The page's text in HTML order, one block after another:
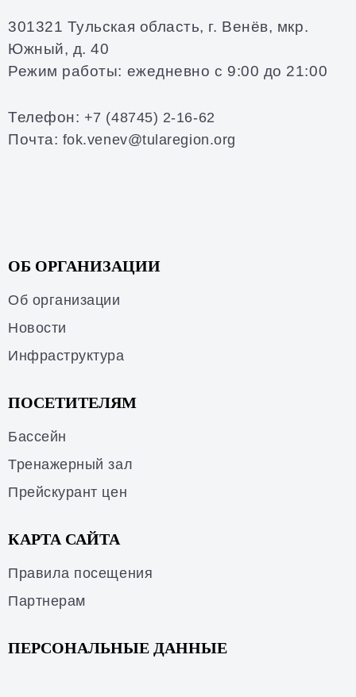
301321 Тульская область, г. Венёв, мкр.
Южный, д. 40
Режим работы: ежедневно с 9:00 до 21:00
Телефон: +7 (48745) 2-16-62
Почта: fok.venev@tularegion.org
ОБ ОРГАНИЗАЦИИ
Об организации
Новости
Инфраструктура
ПОСЕТИТЕЛЯМ
Бассейн
Тренажерный зал
Прейскурант цен
КАРТА САЙТА
Правила посещения
Партнерам
ПЕРСОНАЛЬНЫЕ ДАННЫЕ